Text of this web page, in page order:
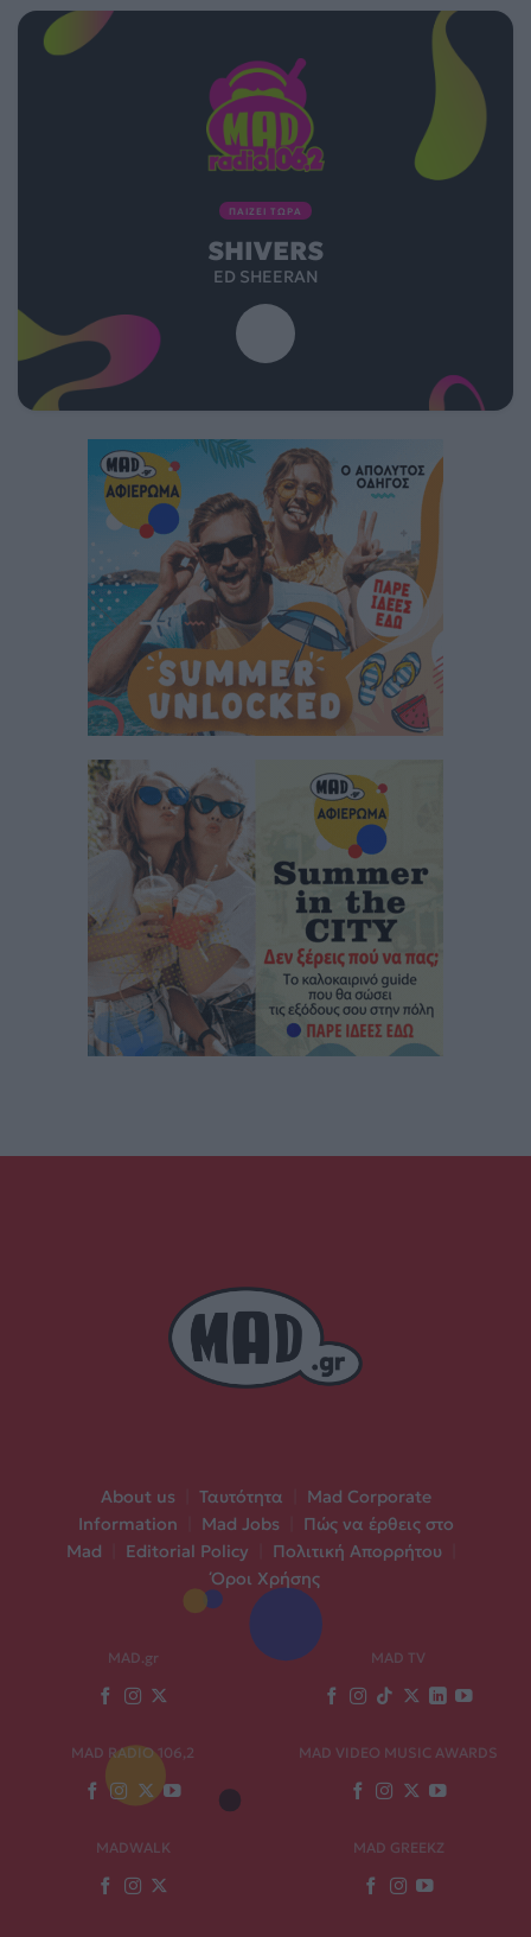
ΠΑΙΖΕΙ ΤΩΡΑ
SHIVERS
ED SHEERAN
About us Ταυτότητα
Mad Corporate
Information
Mad Jobs
Πώς να έρθεις στο
Mad
Editorial Policy Πολιτική Απορρήτου
Όροι Χρήσης
MAD.gr MAD TV
MAD RADIO 106,2 MAD VIDEO MUSIC AWARDS
MADWALK MAD GREEKZ